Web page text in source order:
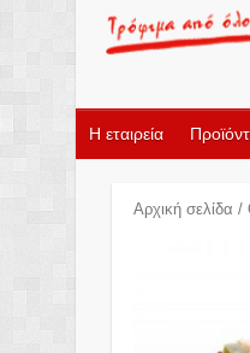
Η εταιρεία
Αρχική σελίδα /